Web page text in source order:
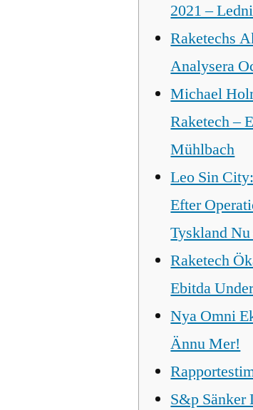
2021 –
Raketechs
Analysera
Michael
Raketech –
Mühlbach
Leo Sin
Efter
Tyskland
Raketech
Ebitda
Nya Omni
Ännu Mer!
S&p Sänker